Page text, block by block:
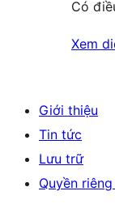
Có
Xem
Giới thiệu
Tin tức
Lưu trữ
Quyền